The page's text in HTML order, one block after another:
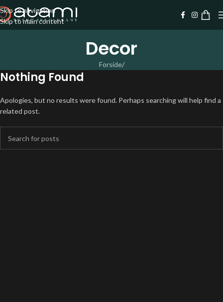
Skip to navigation
Skip to main content
Decor
Forside/
Nothing Found
Apologies, but no results were found. Perhaps searching will help find a
related post.